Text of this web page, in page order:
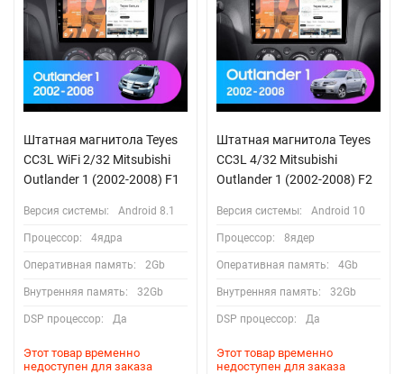
Штатная магнитола Teyes
CC3L WiFi 2/32 Mitsubishi
Outlander 1 (2002-2008) F1
Версия системы: Android 8.1
Процессор: 4ядра
Оперативная память: 2Gb
Внутренняя память: 32Gb
DSP процессор: Да
Этот товар временно
недоступен для заказа
Штатная магнитола Teyes
CC3L 4/32 Mitsubishi
Outlander 1 (2002-2008) F2
Версия системы: Android 10
Процессор: 8ядер
Оперативная память: 4Gb
Внутренняя память: 32Gb
DSP процессор: Да
Этот товар временно
недоступен для заказа